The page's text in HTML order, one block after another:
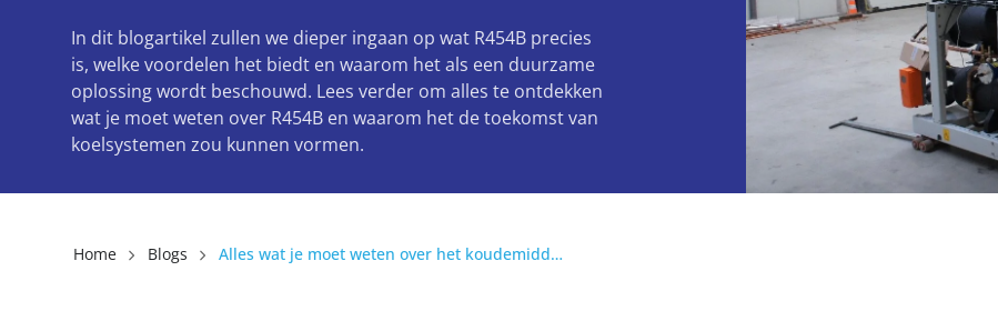
Industrie
In dit blogartikel zullen we dieper ingaan op wat R454B precies
is, welke voordelen het biedt en waarom het als een duurzame
oplossing wordt beschouwd. Lees verder om alles te ontdekken
wat je moet weten over R454B en waarom het de toekomst van
koelsystemen zou kunnen vormen.
Home Blogs Alles wat je moet weten over het koudemiddel R454B